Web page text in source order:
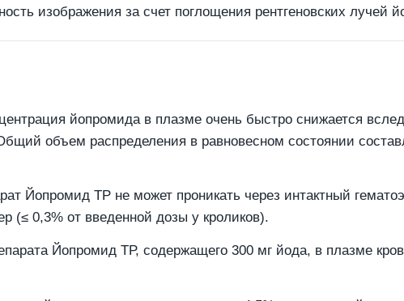
изображения за счет поглощения рентгеновских лучей
йопромида в плазме очень быстро снижается
объем распределения в равновесном состоянии
Йопромид ТР не может проникать через интактный
(≤ 0,3% от введенной дозы у кроликов).
Йопромид ТР, содержащего 300 мг йода, в плазме